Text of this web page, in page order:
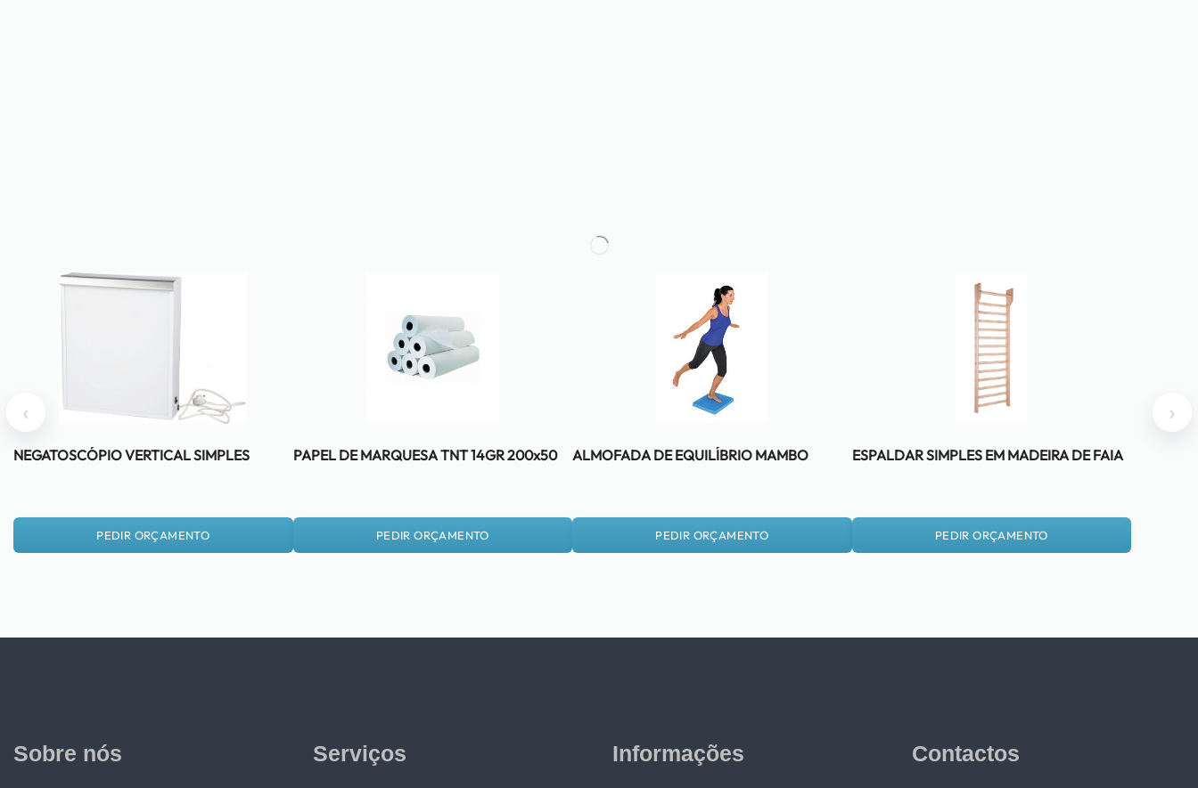
NEGATOSCÓPIO VERTICAL SIMPLES
PEDIR ORÇAMENTO
PAPEL DE MARQUESA TNT 14GR 200x50
PEDIR ORÇAMENTO
ALMOFADA DE EQUILÍBRIO MAMBO
PEDIR ORÇAMENTO
ESPALDAR SIMPLES EM MADEIRA DE FAIA
PEDIR ORÇAMENTO
‹ ›
Sobre nós Serviços Informações Contactos